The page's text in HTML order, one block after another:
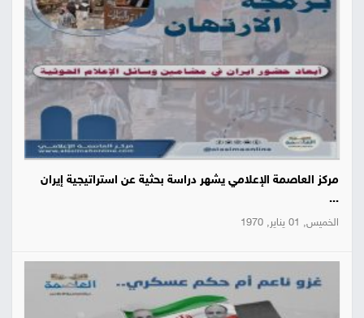
مركز العاصمة الإعلامي يشهر دراسة بحثية عن استراتيجية إيران
...
الخميس, 01 يناير, 1970